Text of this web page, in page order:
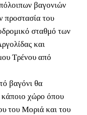
βαγονιών
προστασία του
σταθμό των
και
Τρένου από
βαγόνι θα
κάποιο χώρο όπου
του Μοριά και του